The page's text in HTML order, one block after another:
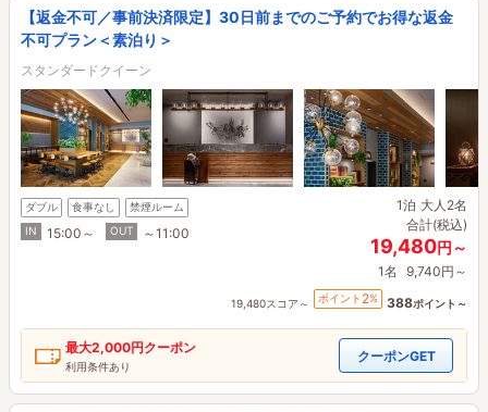
【返金不可／事前決済限定】30日前までのご予約でお得な返金
不可プラン＜素泊り＞
スタンダードクイーン
ダブル 食事なし
禁煙ルーム
IN
15:00～ OUT ～11:00
1泊 大人2名
合計(税込)
19,480円～
1名 9,740円～
19,480スコア～ ポイント 2% 388ポイント～
最大2,000円クーポン
利用条件あり
クーポンGET